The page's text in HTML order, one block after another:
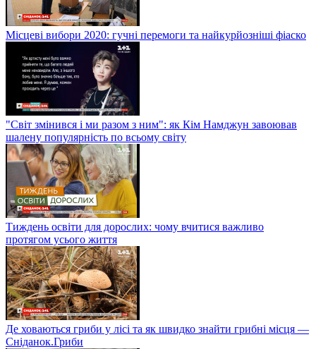
Місцеві вибори 2020: гучні перемоги та найкурйозніші фіаско
"Світ змінився і ми разом з ним": як Кім Намджун завоював
шалену популярність по всьому світу
Тиждень освіти для дорослих: чому вчитися важливо
протягом усього життя
Де ховаються гриби у лісі та як швидко знайти грибні місця —
Сніданок.Гриби